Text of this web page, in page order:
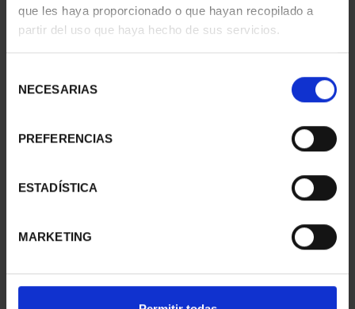
que les haya proporcionado o que hayan recopilado a
partir del uso que haya hecho de sus servicios.
NECESARIAS
PREFERENCIAS
ESTADÍSTICA
MARKETING
€3,080.00
425 ANNIV. OF